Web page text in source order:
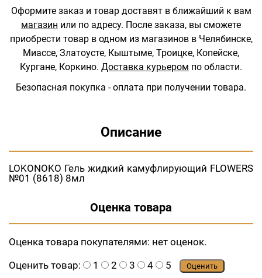
Оформите заказ и товар доставят в ближайший к вам
магазин или по адресу. После заказа, вы сможете
приобрести товар в одном из магазинов в Челябинске,
Миассе, Златоусте, Кыштыме, Троицке, Копейске,
Кургане, Коркино. Доставка курьером по области.
Безопасная покупка - оплата при получении товара.
Описание
LOKONOKO Гель жидкий камуфлирующий FLOWERS
№01 (8618) 8мл
Оценка товара
Оценка товара покупателями: нет оценок.
Оценить товар:
1 2 3 4 5 Оценить